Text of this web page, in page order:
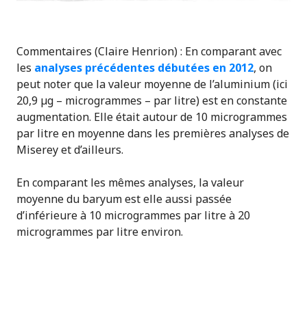
Commentaires (Claire Henrion) : En comparant avec
les analyses précédentes débutées en 2012, on
peut noter que la valeur moyenne de l’aluminium (ici
20,9 µg – microgrammes – par litre) est en constante
augmentation. Elle était autour de 10 microgrammes
par litre en moyenne dans les premières analyses de
Miserey et d’ailleurs.
En comparant les mêmes analyses, la valeur
moyenne du baryum est elle aussi passée
d’inférieure à 10 microgrammes par litre à 20
microgrammes par litre environ.